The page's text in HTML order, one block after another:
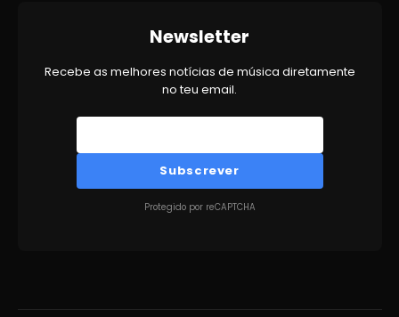
Newsletter
Recebe as melhores notícias de música diretamente
no teu email.
Subscrever
Protegido por reCAPTCHA